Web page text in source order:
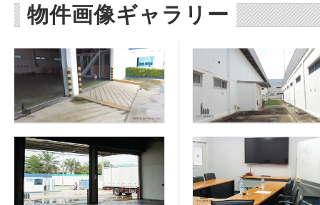
物件画像ギャラリー